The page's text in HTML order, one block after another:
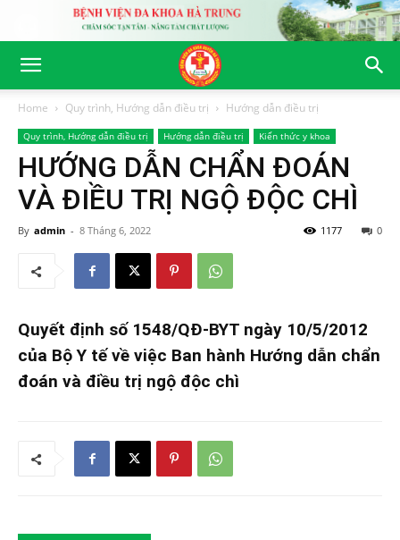
Home Quy trình, Hướng dẫn điều trị Hướng dẫn điều trị
Quy trình, Hướng dẫn điều trị Hướng dẫn điều trị Kiến thức y khoa
HƯỚNG DẪN CHẨN ĐOÁN
VÀ ĐIỀU TRỊ NGỘ ĐỘC CHÌ
By admin - 8 Tháng 6, 2022 0
1177
Quyết định số 1548/QĐ-BYT ngày 10/5/2012
của Bộ Y tế về việc Ban hành Hướng dẫn chẩn
đoán và điều trị ngộ độc chì